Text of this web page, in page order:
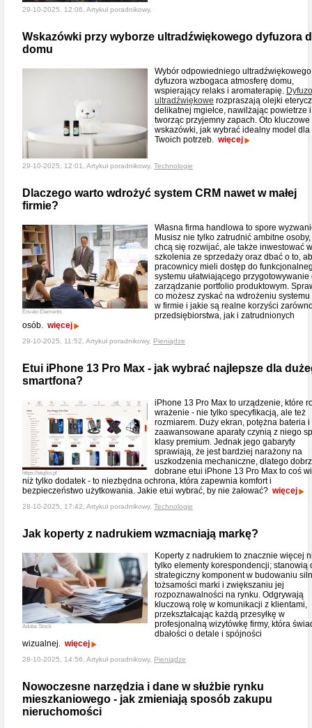
29-10-2025, 12:06, Artykuł poradnikowy,
Wskazówki przy wyborze ultradźwiękowego dyfuzora
domu
Wybór odpowiedniego ultradźwiękowego
dyfuzora wzbogaca atmosferę domu,
wspierający relaks i aromaterapię.
ultradźwiękowe rozpraszają olejki
delikatnej mgiełce, nawilżając powietrze i
tworząc przyjemny zapach. Oto kluczowe
wskazówki, jak wybrać idealny model dla
Twoich potrzeb. więcej
29-10-2025, 12:01, Artykuł poradnikowy, Technologie
Dlaczego warto wdrożyć system CRM nawet w małej
firmie?
Envato Elements
Własna firma handlowa to spore
Musisz nie tylko zatrudnić ambitne
chcą się rozwijać, ale także inwestować w
szkolenia ze sprzedaży oraz dbać o to,
pracownicy mieli dostęp do
systemu ułatwiającego przygotowywanie
zarządzanie portfolio produktowym.
co możesz zyskać na wdrożeniu systemu
w firmie i jakie są realne korzyści
przedsiębiorstwa, jak i zatrudnionych
osób. więcej
29-10-2025, 11:52, Artykuł poradnikowy, Pieniądze
Etui iPhone 13 Pro Max - jak wybrać najlepsze dla
smartfona?
https://etujko.pl
iPhone 13 Pro Max to urządzenie, które
wrażenie - nie tylko specyfikacją, ale też
rozmiarem. Duży ekran, potężna bateria i
zaawansowane aparaty czynią z niego
klasy premium. Jednak jego gabaryty
sprawiają, że jest bardziej narażony na
uszkodzenia mechaniczne, dlatego
dobrane etui iPhone 13 Pro Max to coś
niż tylko dodatek - to niezbędna ochrona, która zapewnia komfort i
bezpieczeństwo użytkowania. Jakie etui wybrać, by nie żałować? więcej
28-10-2025, 17:42, Artykuł poradnikowy, Technologie
Jak koperty z nadrukiem wzmacniają markę?
Adobe Stock
Koperty z nadrukiem to znacznie więcej
tylko elementy korespondencji; stanowią
strategiczny komponent w budowaniu
tożsamości marki i zwiększaniu jej
rozpoznawalności na rynku. Odgrywają
kluczową rolę w komunikacji z klientami,
przekształcając każdą przesyłkę w
profesjonalną wizytówkę firmy, która
dbałości o detale i spójności
wizualnej. więcej
28-10-2025, 14:56, Artykuł poradnikowy, Pieniądze
Nowoczesne narzędzia i dane w służbie rynku
mieszkaniowego - jak zmieniają sposób zakupu
nieruchomości